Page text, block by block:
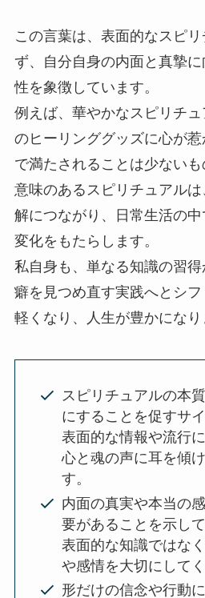
この言葉は、表面的なスピ
ず、自分自身の内面と真摯
性を象徴しています。
例えば、華やかなスピリチ
のヒーリンググッズに心が
で満たされることは少ないも
意味のあるスピリチュアル
解につながり、日常生活の
変化をもたらします。
私自身も、単なる知識の習
癖を見つめ直す実践へとシ
軽くなり、人生が豊かになり
スピリチュアルの本
にすることを促すサイ
表面的な情報や流行
心と魂の声に耳を傾
す。
内面の真実や本当の
要があることを示して
表面的な知識ではな
や感情を大切にしてく
形だけの信念や行動